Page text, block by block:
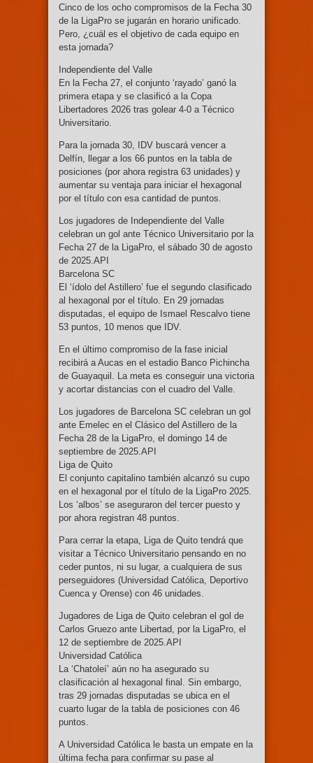
Cinco de los ocho compromisos de la Fecha 30
de la LigaPro se jugarán en horario unificado.
Pero, ¿cuál es el objetivo de cada equipo en
esta jornada?
Independiente del Valle
En la Fecha 27, el conjunto ‘rayado’ ganó la
primera etapa y se clasificó a la Copa
Libertadores 2026 tras golear 4-0 a Técnico
Universitario.
Para la jornada 30, IDV buscará vencer a
Delfín, llegar a los 66 puntos en la tabla de
posiciones (por ahora registra 63 unidades) y
aumentar su ventaja para iniciar el hexagonal
por el título con esa cantidad de puntos.
Los jugadores de Independiente del Valle
celebran un gol ante Técnico Universitario por la
Fecha 27 de la LigaPro, el sábado 30 de agosto
de 2025.API
Barcelona SC
El ‘ídolo del Astillero’ fue el segundo clasificado
al hexagonal por el título. En 29 jornadas
disputadas, el equipo de Ismael Rescalvo tiene
53 puntos, 10 menos que IDV.
En el último compromiso de la fase inicial
recibirá a Aucas en el estadio Banco Pichincha
de Guayaquil. La meta es conseguir una victoria
y acortar distancias con el cuadro del Valle.
Los jugadores de Barcelona SC celebran un gol
ante Emelec en el Clásico del Astillero de la
Fecha 28 de la LigaPro, el domingo 14 de
septiembre de 2025.API
Liga de Quito
El conjunto capitalino también alcanzó su cupo
en el hexagonal por el título de la LigaPro 2025.
Los ‘albos’ se aseguraron del tercer puesto y
por ahora registran 48 puntos.
Para cerrar la etapa, Liga de Quito tendrá que
visitar a Técnico Universitario pensando en no
ceder puntos, ni su lugar, a cualquiera de sus
perseguidores (Universidad Católica, Deportivo
Cuenca y Orense) con 46 unidades.
Jugadores de Liga de Quito celebran el gol de
Carlos Gruezo ante Libertad, por la LigaPro, el
12 de septiembre de 2025.API
Universidad Católica
La ‘Chatoleí’ aún no ha asegurado su
clasificación al hexagonal final. Sin embargo,
tras 29 jornadas disputadas se ubica en el
cuarto lugar de la tabla de posiciones con 46
puntos.
A Universidad Católica le basta un empate en la
última fecha para confirmar su pase al